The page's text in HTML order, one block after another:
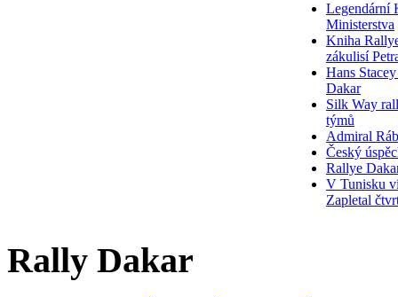
Legendární
Ministerstva
Kniha
zákulisí
Hans
Dakar
Silk Way
týmů
Admiral
Český
Rallye
V Tunisku
Zapletal
Rally Dakar